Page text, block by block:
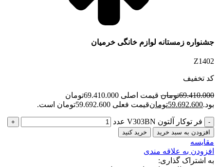
جشنواره زمستانه لوازم خانگی خرمیان
Z1402
کد تخفیف
69.410.000تومان
قیمت اصلی 69.410.000تومان
بود.59.692.600تومانقیمت فعلی 59.692.600تومان است.
فر توکار آلتون V303BN عدد
افزودن به سبد خرید خرید کنید
مقایسه
افزودن به علاقه مندی
به اشتراک گذاری: